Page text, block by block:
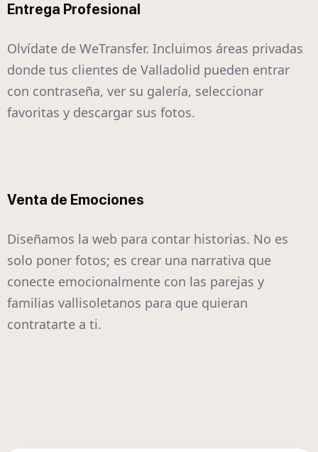
Entrega Profesional
Olvídate de WeTransfer. Incluimos áreas privadas
donde tus clientes de Valladolid pueden entrar
con contraseña, ver su galería, seleccionar
favoritas y descargar sus fotos.
Venta de Emociones
Diseñamos la web para contar historias. No es
solo poner fotos; es crear una narrativa que
conecte emocionalmente con las parejas y
familias vallisoletanos para que quieran
contratarte a ti.